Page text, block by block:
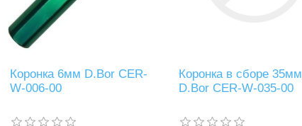
Коронка 6мм D.Bor CER-
W-006-00
Коронка в сборе 35мм
D.Bor CER-W-035-00